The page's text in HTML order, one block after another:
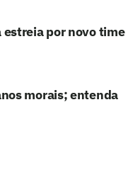
estreia por novo time
morais; entenda